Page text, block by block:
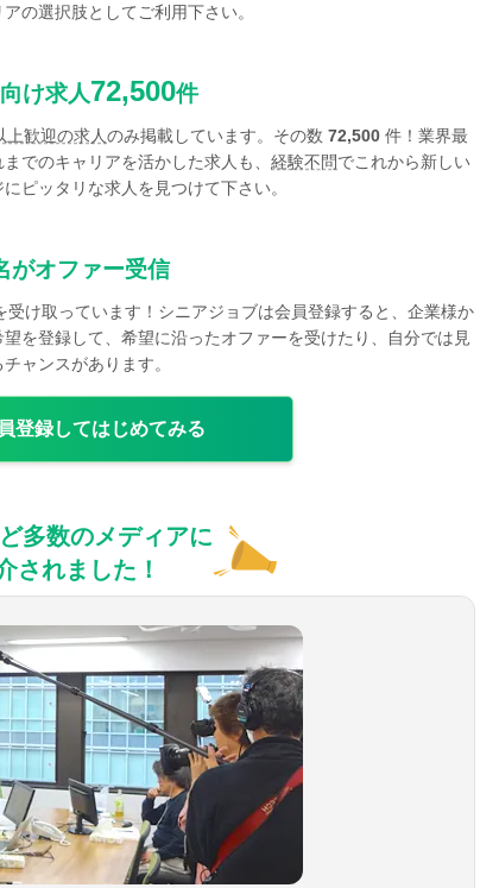
の選択肢としてご利用下さい。
け求人72,500件
上歓迎の求人のみ掲載しています。その数 72,500 件！業界最
でのキャリアを活かした求人も、 経験不問でこれから新しい
ピッタリな求人を見つけて下さい。
がオファー受信
け取っています！シニアジョブは会員登録すると、企業様か
を登録して、希望に沿ったオファーを受けたり、自分では見
ャンスがあります。
登録してはじめてみる
多数のメディアに
されました！